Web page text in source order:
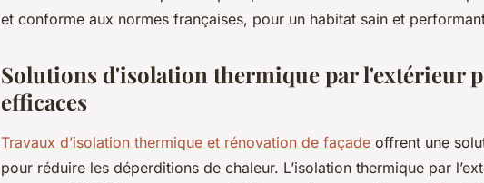
et conforme aux normes françaises, pour un habitat sain et
Solutions d'isolation thermique par l'extérieur
efficaces
Travaux d’isolation thermique et rénovation de façade offrent une
pour réduire les déperditions de chaleur. L’isolation thermique par